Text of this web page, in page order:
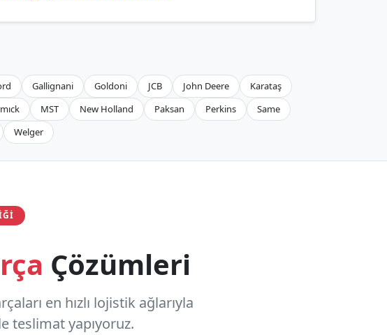
Gallignani Goldoni JCB John Deere
Karataş
MST New Holland Paksan Perkins
Same
Welger
Çözümleri
en hızlı lojistik ağlarıyla
teslimat yapıyoruz.